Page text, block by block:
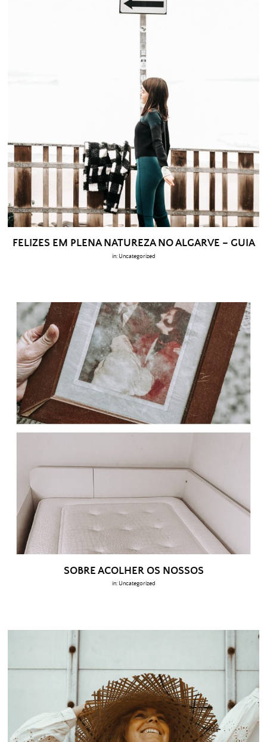
FELIZES EM PLENA NATUREZA NO ALGARVE – GUIA
in: Uncategorized
SOBRE ACOLHER OS NOSSOS
in: Uncategorized